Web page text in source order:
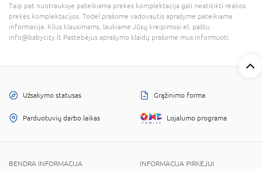
Taip pat nuotraukoje pateikiama prekės komplektacija gali neatitikti realios
prekės komplektacijos. Todėl prašome vadovautis aprašyme pateikiama
informacija. Kilus klausimams, laukiame Jūsų kreipimosi el. paštu
info@babycity.lt Pastebėjus aprašymo klaidų prašome mus informuoti.
Užsakymo statusas Grąžinimo forma
Parduotuvių darbo laikas Lojalumo programa
BENDRA INFORMACIJA
INFORMACIJA PIRKĖJUI